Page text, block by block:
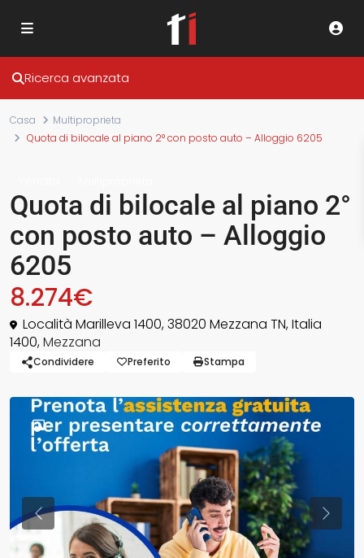
Ricerca avanzata
Casa
Multiproprieta
Quota di bilocale al piano 2° con posto auto – Alloggio 6205
Quota di bilocale al piano 2°
con posto auto – Alloggio
6205
8.274€
Località Marilleva 1400, 38020 Mezzana TN, Italia
1400,Mezzana
Condividere Preferito Stampa
Previous